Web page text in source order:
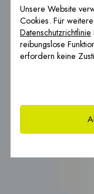
Unsere Website
Cookies. Für
Datenschutzrichtlinie
reibungslose
erfordern keine